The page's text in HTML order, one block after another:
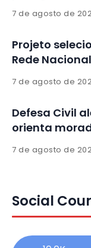
7 de agosto de
Projeto
Rede
7 de agosto de
Defesa Civil
orienta
7 de agosto de
Social